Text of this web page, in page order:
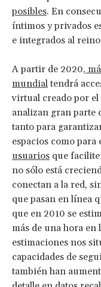
posibles. En
íntimos y privados
e integrados al
A partir de 2020,
mundial tendrá
virtual creado por el
analizan gran parte
tanto para
espacios como para
usuarios que
no sólo está
conectan a la red,
que pasan en línea
que en 2010 se
más de una hora en
estimaciones nos
capacidades de
también han